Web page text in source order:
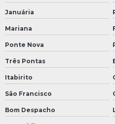
Januária
Mariana
Ponte Nova
Três Pontas
Itabirito
São Francisco
Bom Despacho